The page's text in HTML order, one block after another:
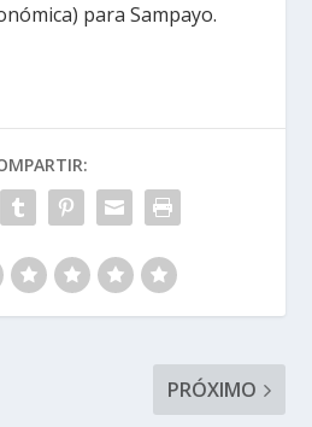
para Sampayo.
PRÓXIMO